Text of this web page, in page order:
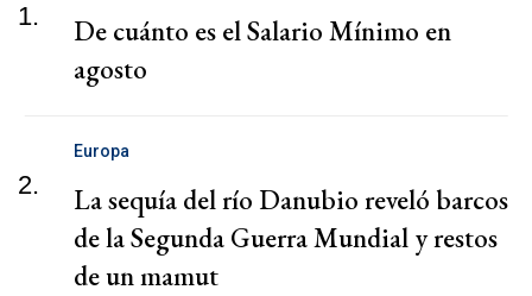
1.
De cuánto es el Salario Mínimo en
agosto
2.
Europa
La sequía del río Danubio reveló barcos
de la Segunda Guerra Mundial y restos
de un mamut